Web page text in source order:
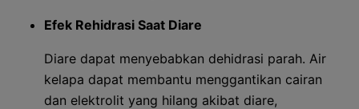
Efek Rehidrasi Saat Diare
Diare dapat menyebabkan dehidrasi parah. Air
kelapa dapat membantu menggantikan cairan
dan elektrolit yang hilang akibat diare,